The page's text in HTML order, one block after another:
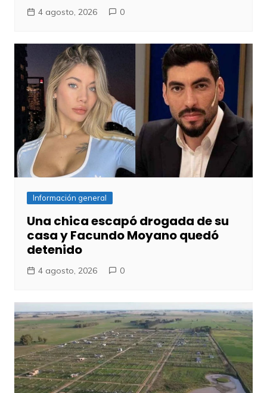
4 agosto, 2026 0
Información general
Una chica escapó drogada de su
casa y Facundo Moyano quedó
detenido
4 agosto, 2026 0